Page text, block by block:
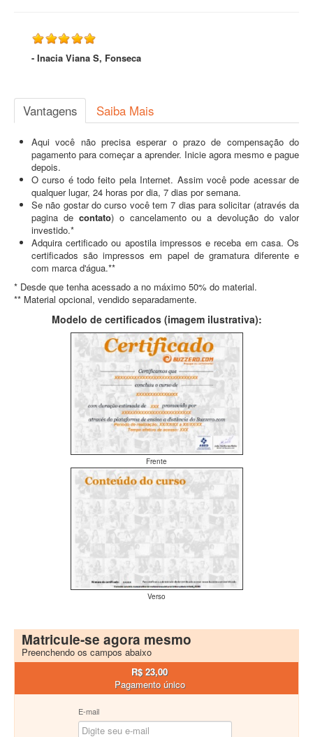
- Inacia Viana S, Fonseca
Vantagens Saiba Mais
Aqui você não precisa esperar o prazo de compensação do
pagamento para começar a aprender. Inicie agora mesmo e pague
depois.
O curso é todo feito pela Internet. Assim você pode acessar de
qualquer lugar, 24 horas por dia, 7 dias por semana.
Se não gostar do curso você tem 7 dias para solicitar (através da
pagina de contato) o cancelamento ou a devolução do valor
investido.*
Adquira certificado ou apostila impressos e receba em casa. Os
certificados são impressos em papel de gramatura diferente e
com marca d'água.**
* Desde que tenha acessado a no máximo 50% do material.
** Material opcional, vendido separadamente.
Modelo de certificados (imagem ilustrativa):
Frente
Verso
Matricule-se agora mesmo
Preenchendo os campos abaixo
R$ 23,00
Pagamento único
E-mail